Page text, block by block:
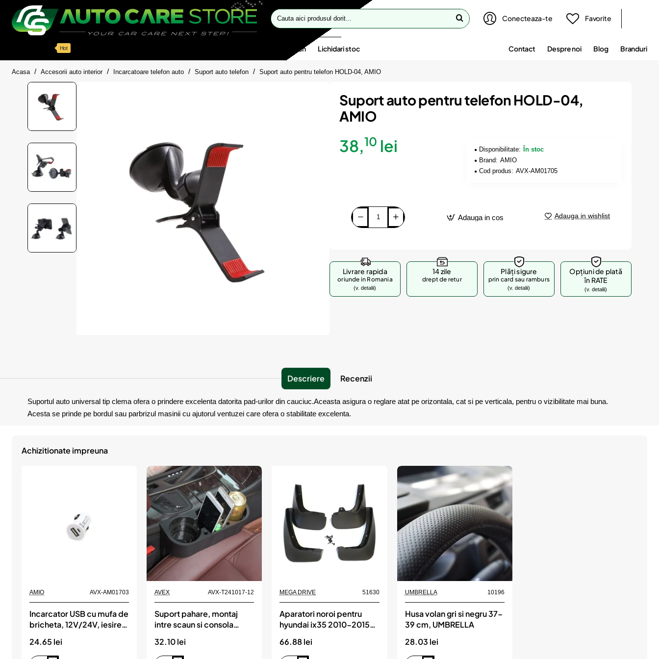
Cauta
aici
Conecteaza-te Favorite
Hot Oferte flash Lichidari stoc Contact Despre noi Blog Branduri
Acasa homeAccesorii auto interior Incarcatoare telefon auto Suport auto telefon Suport auto pentru telefon HOLD-04, AMIO
Suport auto pentru telefon HOLD-04,
AMIO
38,10 lei Disponibilitate:
În stoc
Brand: AMIO
Cod produs: AVX-AM01705
Adauga in cos Adauga in wishlist
Livrare rapida
oriunde in Romania
(v. detalii)
14 zile
drept de retur
Plăți sigure
prin card sau ramburs
(v. detalii)
Opțiuni de plată
în RATE
(v. detalii)
Descriere Recenzii
Suportul auto universal tip clema ofera o prindere excelenta datorita pad-urilor din cauciuc.Aceasta asigura o reglare atat pe orizontala, cat si pe verticala, pentru o vizibilitate mai buna.
Acesta se prinde pe bordul sau parbrizul masinii cu ajutorul ventuzei care ofera o stabilitate excelenta.
Achizitionate impreuna
AMIO AVX-AM01703
Incarcator USB cu mufa de
bricheta, 12V/24V, iesire
24.65 lei
Produs de top
AVEX AVX-T241017-12
Suport pahare, montaj
intre scaun si consola
32.10 lei
MEGA DRIVE 51630
Aparatori noroi pentru
hyundai ix35 2010-2015
66.88 lei
UMBRELLA 10196
Husa volan gri si negru 37-
39 cm, UMBRELLA
28.03 lei